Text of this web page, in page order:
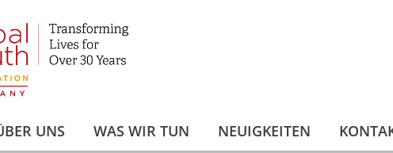
UNS WAS WIR TUN NEUIGKEITEN